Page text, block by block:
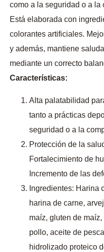
como a la seguridad o a la
Está elaborada con
colorantes artificiales.
y además, mantiene
mediante un correcto
Características:
Alta palatabilidad
tanto a prácticas
seguridad o a la
Protección de la
Fortalecimiento de
Incremento de las
Ingredientes: Harina
harina de carne,
maíz, gluten de
pollo, aceite de
hidrolizado proteico